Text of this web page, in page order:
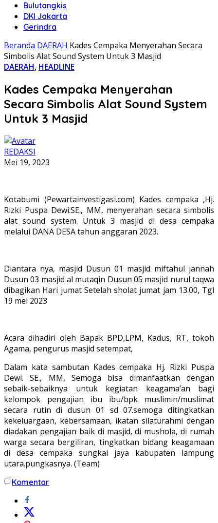
Bulutangkis
DKI Jakarta
Gerindra
Beranda DAERAH Kades Cempaka Menyerahan Secara
Simbolis Alat Sound System Untuk 3 Masjid
DAERAH, HEADLINE
Kades Cempaka Menyerahan
Secara Simbolis Alat Sound System
Untuk 3 Masjid
REDAKSI
Mei 19, 2023
Kotabumi (Pewartainvestigasi.com) Kades cempaka ,Hj.
Rizki Puspa Dewi.SE., MM, menyerahan secara simbolis
alat sound system. Untuk 3 masjid di desa cempaka
melalui DANA DESA tahun anggaran 2023.
Diantara nya, masjid Dusun 01 masjid miftahul jannah
Dusun 03 masjid al mutaqin Dusun 05 masjid nurul taqwa
dibagikan Hari jumat Setelah sholat jumat jam 13.00, Tgl
19 mei 2023
Acara dihadiri oleh Bapak BPD,LPM, Kadus, RT, tokoh
Agama, pengurus masjid setempat,
Dalam kata sambutan Kades cempaka Hj. Rizki Puspa
Dewi. SE., MM, Semoga bisa dimanfaatkan dengan
sebaik-sebaiknya untuk kegiatan keagama’an bagi
kelompok pengajian ibu ibu/bpk muslimin/muslimat
secara rutin di dusun 01 sd 07.semoga ditingkatkan
kekeluargaan, kebersamaan, ikatan silaturahmi dengan
diadakan pengajian baik di masjid, di mushola, di rumah
warga secara bergiliran, tingkatkan bidang keagamaan
di desa cempaka sungkai jaya kabupaten lampung
utara.pungkasnya. (Team)
Komentar